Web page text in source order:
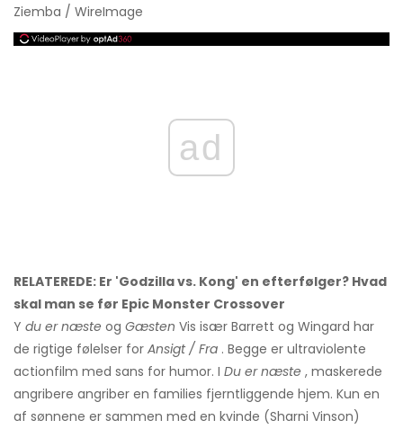
Ziemba / WireImage
ad
RELATEREDE: Er 'Godzilla vs. Kong' en efterfølger? Hvad
skal man se før Epic Monster Crossover
Y du er næste og Gæsten Vis især Barrett og Wingard har
de rigtige følelser for Ansigt / Fra . Begge er ultraviolente
actionfilm med sans for humor. I Du er næste , maskerede
angribere angriber en families fjerntliggende hjem. Kun en
af ​​sønnene er sammen med en kvinde (Sharni Vinson)